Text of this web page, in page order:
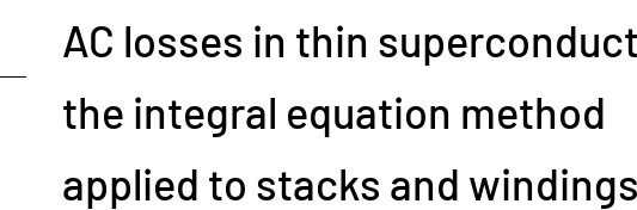
AC losses in thin
the integral equation method
applied to stacks and windings